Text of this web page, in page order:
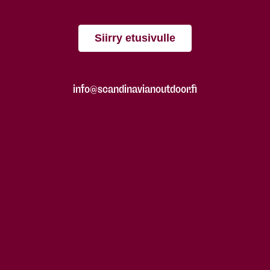
Siirry etusivulle
info@scandinavianoutdoor.fi